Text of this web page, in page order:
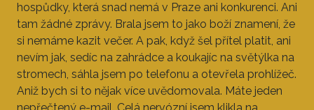
hospůdky, která snad nemá v Praze ani konkurenci. Ani
tam žádné zprávy. Brala jsem to jako boží znamení, že
si nemáme kazit večer. A pak, když šel přítel platit, ani
nevím jak, sedíc na zahrádce a koukajíc na světýlka na
stromech, sáhla jsem po telefonu a otevřela prohlížeč.
Aniž bych si to nějak více uvědomovala. Máte jeden